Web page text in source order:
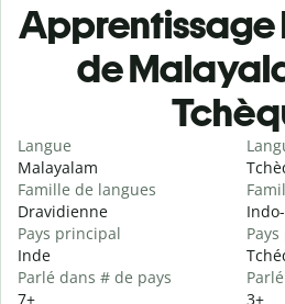
Apprentissage
de
Langue
Malayalam
Famille de langues
Dravidienne
Pays principal
Inde
Parlé dans # de pays
7+
3+